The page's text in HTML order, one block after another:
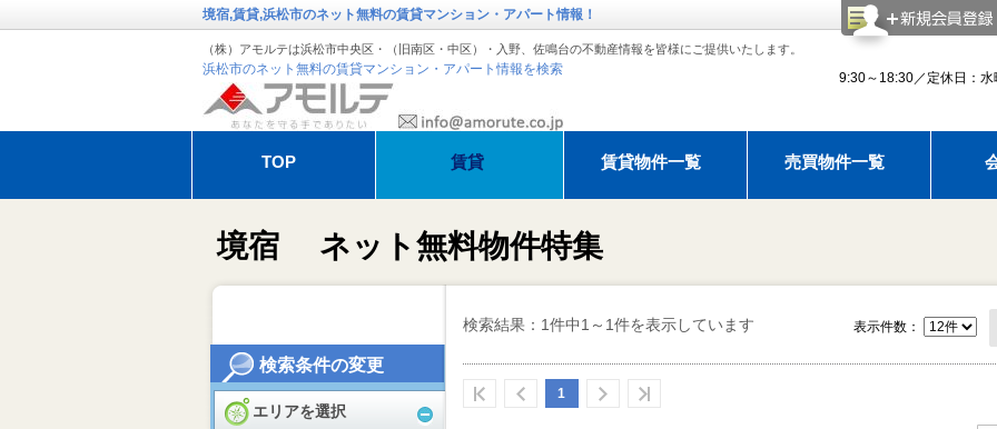
検索条件の変更
エリアを選択
境宿,賃貸,浜松市のネット無料の賃貸マンション・アパート情報！
（株）アモルテは浜松市中央区・（旧南区・中区）・入野、佐鳴台の不動産情報を皆様にご提供いたします。
浜松市のネット無料の賃貸マンション・アパート情報を検索
9:30～18:30／定休日：水
TOP 賃貸 賃貸物件一覧 売買物件一覧
退去・解約のお手続き アモルテの管理紹介 アモルテ 売却相談
境宿 ネット無料物件特集
検索結果：1件中1～1件を表示しています
1
表示件数：